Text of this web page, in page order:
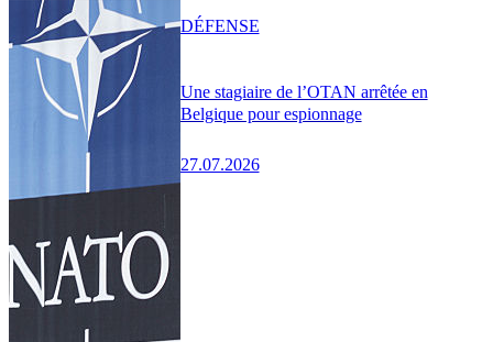
Une stagiaire de l’OTAN arrêtée en
Belgique pour espionnage
27.07.2026
DÉFENSE